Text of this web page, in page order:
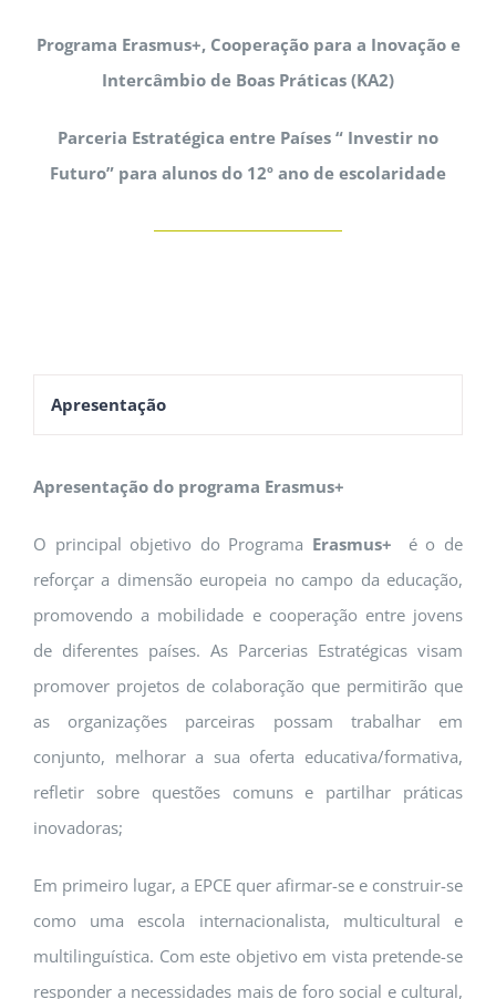
Programa Erasmus+, Cooperação para a Inovação e
Intercâmbio de Boas Práticas (KA2)
Parceria Estratégica entre Países “ Investir no
Futuro” para alunos do 12º ano de escolaridade
Apresentação
Apresentação do programa Erasmus+
O principal objetivo do Programa Erasmus+ é o de
reforçar a dimensão europeia no campo da educação,
promovendo a mobilidade e cooperação entre jovens
de diferentes países. As Parcerias Estratégicas visam
promover projetos de colaboração que permitirão que
as organizações parceiras possam trabalhar em
conjunto, melhorar a sua oferta educativa/formativa,
refletir sobre questões comuns e partilhar práticas
inovadoras;
Em primeiro lugar, a EPCE quer afirmar-se e construir-se
como uma escola internacionalista, multicultural e
multilinguística. Com este objetivo em vista pretende-se
responder a necessidades mais de foro social e cultural,